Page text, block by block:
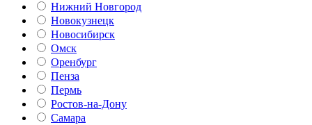
Нижний Новгород
Новокузнецк
Новосибирск
Омск
Оренбург
Пенза
Пермь
Ростов-на-Дону
Самара